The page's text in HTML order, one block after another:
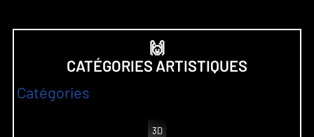
🙌
CATÉGORIES ARTISTIQUES
Catégories
3D